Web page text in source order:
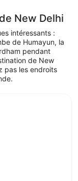
New Delhi
intéressants :
de Humayun, la
pendant
de New
pas les endroits